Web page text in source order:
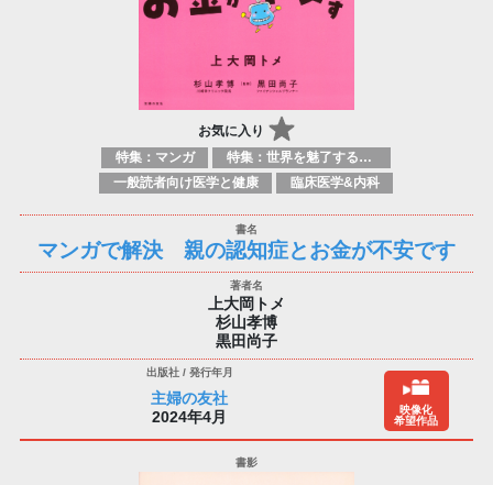
お気に入り
特集：マンガ
特集：世界を魅了する日本のマンガ
一般読者向け医学と健康
臨床医学&内科
マンガで解決 親の認知症とお金が不安です
上大岡トメ
杉山孝博
黒田尚子
主婦の友社
2024年4月
映像化
希望作品